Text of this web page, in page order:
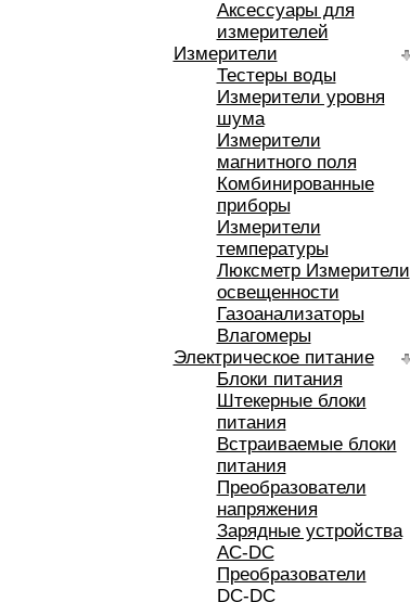
Аксессуары для
измерителей
Измерители
Тестеры воды
Измерители уровня
шума
Измерители
магнитного поля
Комбинированные
приборы
Измерители
температуры
Люксметр Измерители
освещенности
Газоанализаторы
Влагомеры
Электрическое питание
Блоки питания
Штекерные блоки
питания
Встраиваемые блоки
питания
Преобразователи
напряжения
Зарядные устройства
AC-DC
Преобразователи
DC-DC